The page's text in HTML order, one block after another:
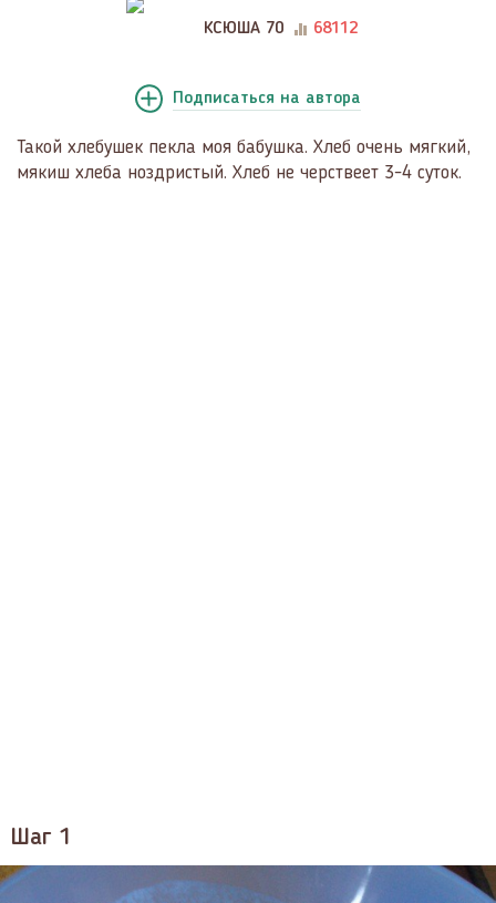
КСЮША 70 68112
Подписаться на автора
Такой хлебушек пекла моя бабушка. Хлеб очень мягкий,
мякиш хлеба ноздристый. Хлеб не черствеет 3-4 суток.
Шаг 1